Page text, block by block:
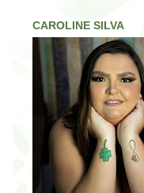
CAROLINE SILVA